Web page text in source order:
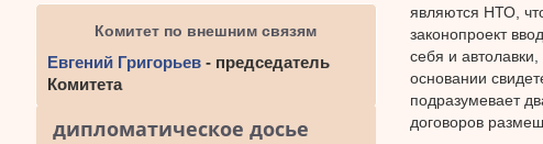
являются НТО,
законопроект
себя и
основании
подразумевает
договоров
Комитет по внешним связям
Евгений Григорьев - председатель
Комитета
дипломатическое досье